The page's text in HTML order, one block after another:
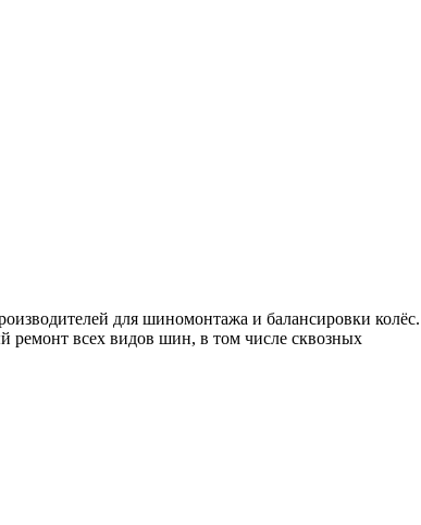
для шиномонтажа и балансировки колёс.
ремонт всех видов шин, в том числе сквозных